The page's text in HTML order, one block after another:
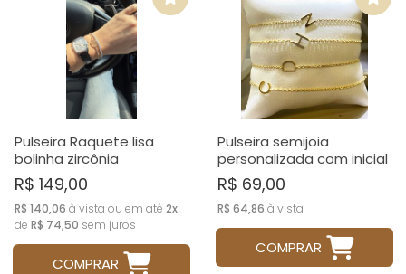
MENOR PREÇO
MAIOR PREÇO
Pulseira Raquete lisa
bolinha zircônia
R$ 149,00
R$ 140,06 à vista ou em até 2x
de R$ 74,50 sem juros
COMPRAR
Pulseira semijoia
personalizada com inicial
R$ 69,00
R$ 64,86 à vista
COMPRAR